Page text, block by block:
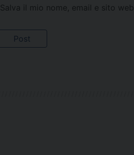
Salva il mio nome, email e sito